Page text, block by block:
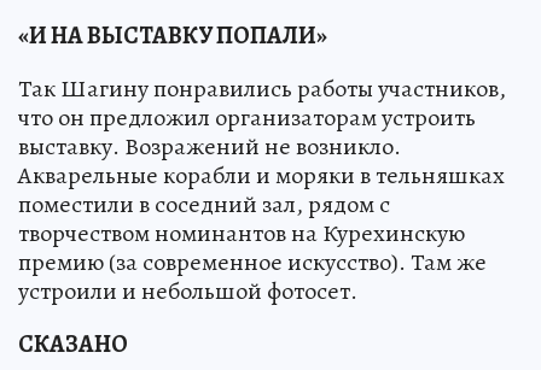
«И НА ВЫСТАВКУ ПОПАЛИ»
Так Шагину понравились работы участников,
что он предложил организаторам устроить
выставку. Возражений не возникло.
Акварельные корабли и моряки в тельняшках
поместили в соседний зал, рядом с
творчеством номинантов на Курехинскую
премию (за современное искусство). Там же
устроили и небольшой фотосет.
СКАЗАНО